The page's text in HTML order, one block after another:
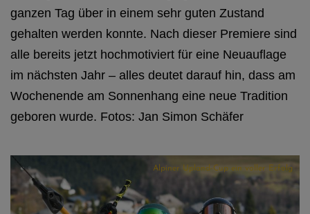
ganzen Tag über in einem sehr guten Zustand
gehalten werden konnte. Nach dieser Premiere sind
alle bereits jetzt hochmotiviert für eine Neuauflage
im nächsten Jahr – alles deutet darauf hin, dass am
Wochenende am Sonnenhang eine neue Tradition
geboren wurde. Fotos: Jan Simon Schäfer
Alpiner Upland-Cup ein voller Erfolg